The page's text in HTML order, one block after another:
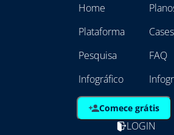
Home
Plataforma
Pesquisa
Infográfico
Cases
FAQ
Comece grátis
LOGIN